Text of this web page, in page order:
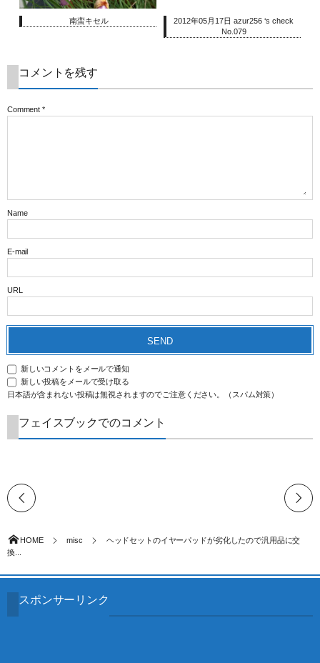
南蛮キセル
2012年05月17日 azur256 ‘s check
No.079
コメントを残す
Comment *
Name
E-mail
URL
新しいコメントをメールで通知
新しい投稿をメールで受け取る
日本語が含まれない投稿は無視されますのでご注意ください。（スパム対策）
フェイスブックでのコメント
HOME misc
ヘッドセットのイヤーパッドが劣化したので汎用品に交
換...
スポンサーリンク